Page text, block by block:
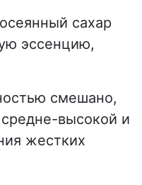
сахар
эссенцию,
смешано,
высокой и
жестких